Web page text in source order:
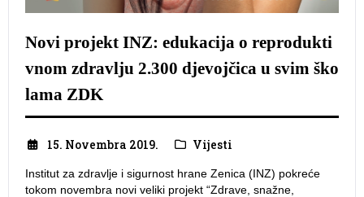
Novi projekt INZ: edukacija o reprodukti
vnom zdravlju 2.300 djevojčica u svim ško
lama ZDK
15. Novembra 2019. Vijesti
Institut za zdravlje i sigurnost hrane Zenica (INZ) pokreće
tokom novembra novi veliki projekt “Zdrave, snažne,